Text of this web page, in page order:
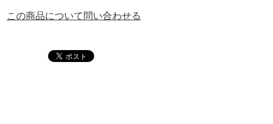
この商品について問い合わせる